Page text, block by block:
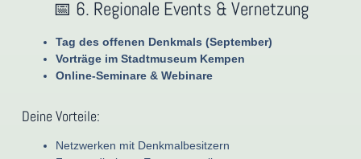
📅 6. Regionale Events & Vernetzung
Tag des offenen Denkmals (September)
Vorträge im Stadtmuseum Kempen
Online-Seminare & Webinare
Deine Vorteile:
Netzwerken mit Denkmalbesitzern